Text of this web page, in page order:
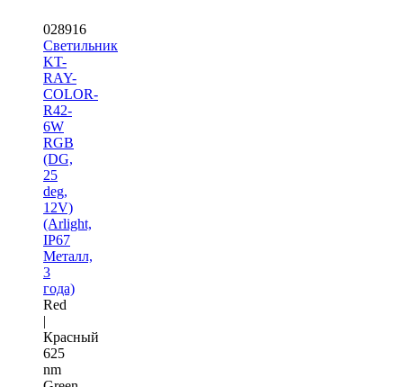
028916
Светильник
KT-
RAY-
COLOR-
R42-
6W
RGB
(DG,
25
deg,
12V)
(Arlight,
IP67
Металл,
3
года)
Red
|
Красный
625
nm